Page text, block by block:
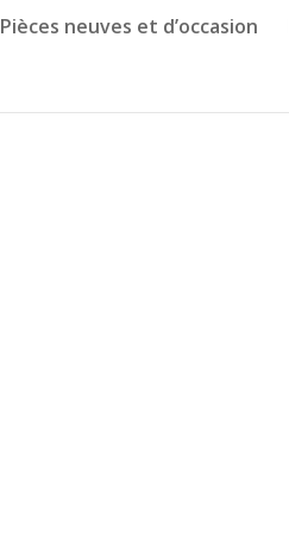
Pièces neuves et d’occasion